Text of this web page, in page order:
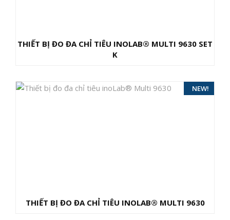
THIẾT BỊ ĐO ĐA CHỈ TIÊU INOLAB® MULTI 9630 SET
K
NEW!
THIẾT BỊ ĐO ĐA CHỈ TIÊU INOLAB® MULTI 9630